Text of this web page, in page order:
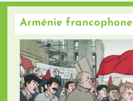
Arménie francophone